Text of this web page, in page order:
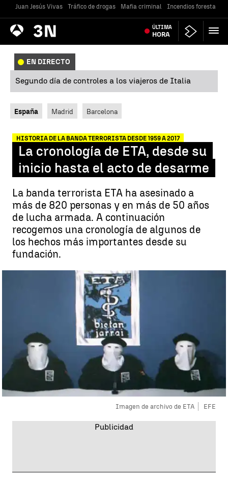
Juan Jesús Vivas Tráfico de drogas Mafia criminal Incendios forestales
Antena
3 Noticias ÚLTIMA
HORA
EN DIRECTO
Segundo día de controles a los viajeros de Italia
España Madrid Barcelona
HISTORIA DE LA BANDA TERRORISTA DESDE 1959 A 2017
La cronología de ETA, desde su
inicio hasta el acto de desarme
La banda terrorista ETA ha asesinado a
más de 820 personas y en más de 50 años
de lucha armada. A continuación
recogemos una cronología de algunos de
los hechos más importantes desde su
fundación.
Imagen de archivo de ETA EFE